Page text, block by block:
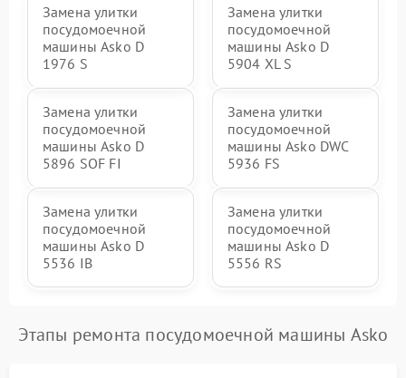
Замена улитки
посудомоечной
машины Asko D
1976 S
Замена улитки
посудомоечной
машины Asko D
5904 XL S
Замена улитки
посудомоечной
машины Asko D
5896 SOF FI
Замена улитки
посудомоечной
машины Asko DWC
5936 FS
Замена улитки
посудомоечной
машины Asko D
5536 IB
Замена улитки
посудомоечной
машины Asko D
5556 RS
Этапы ремонта посудомоечной машины Asko